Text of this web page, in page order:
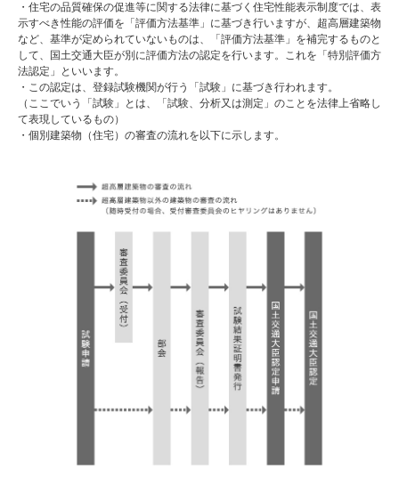
・住宅の品質確保の促進等に関する法律に基づく住宅性能表示制度では、表
示すべき性能の評価を「評価方法基準」に基づき行いますが、超高層建築物
など、基準が定められていないものは、「評価方法基準」を補完するものと
して、国土交通大臣が別に評価方法の認定を行います。これを「特別評価方
法認定」といいます。
・この認定は、登録試験機関が行う「試験」に基づき行われます。
（ここでいう「試験」とは、「試験、分析又は測定」のことを法律上省略し
て表現しているもの）
・個別建築物（住宅）の審査の流れを以下に示します。